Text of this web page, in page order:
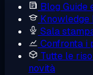
Blog Guide
Knowledge
Sala
Confronta i
Tutte le
novità